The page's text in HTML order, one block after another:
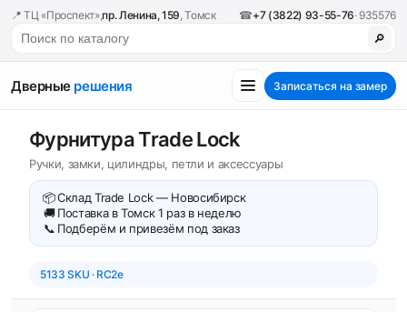
📍 ТЦ «Проспект»,пр. Ленина, 159, Томск ☎+7 (3822) 93-55-76· 935576
🔎
Дверные решения Записаться на замер
Фурнитура Trade Lock
Ручки, замки, цилиндры, петли и аксессуары
📦Склад Trade Lock — Новосибирск
🚚 Поставка в Томск 1 раз в неделю
📞 Подберём и привезём под заказ
5133 SKU · RC2e